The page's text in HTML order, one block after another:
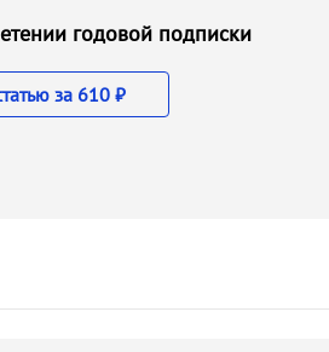
годовой подписки
за 610 ₽